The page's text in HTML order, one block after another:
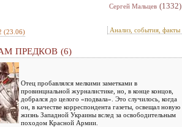
Сергей Мальцев (1332)
(23.06) Анализ, события, факты
ПРЕДКОВ (6)
Отец пробавлялся мелкими заметками в
провинциальной журналистике, но, в конце концов,
добрался до целого «подвала». Это случилось, когда
он, в качестве корреспондента газеты, освещал новую
жизнь Западной Украины вслед за освободительным
походом Красной Армии.